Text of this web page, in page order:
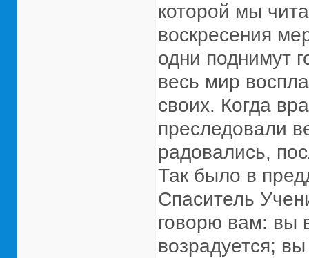
которой мы
воскресения
одни поднимут
весь мир
своих. Когда
преследовали
радовались,
Так было в
Спаситель
говорю вам: вы
возрадуется;